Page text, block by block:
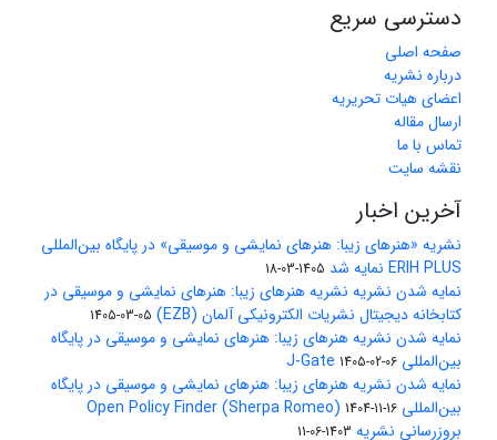
دسترسی سریع
صفحه اصلی
درباره نشریه
اعضای هیات تحریریه
ارسال مقاله
تماس با ما
نقشه سایت
آخرین اخبار
نشریه «هنرهای زیبا: هنرهای نمایشی و موسیقی» در پایگاه بین‌المللی
ERIH PLUS نمایه شد
1405-03-18
نمایه شدن نشریه نشریه هنرهای زیبا: هنرهای نمایشی و موسیقی در
کتابخانه دیجیتال نشریات الکترونیکی آلمان (EZB)
1405-03-05
نمایه شدن نشریه هنرهای زیبا: هنرهای نمایشی و موسیقی در پایگاه
بین‌المللی J-Gate 1405-02-06
نمایه شدن نشریه هنرهای زیبا: هنرهای نمایشی و موسیقی در پایگاه
بین‌المللی Open Policy Finder (Sherpa Romeo) 1404-11-16
بروزرسانی نشریه 1403-06-11